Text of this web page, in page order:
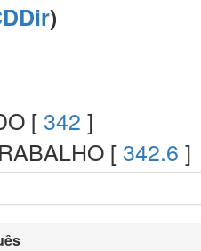
)
[ 342 ]
[ 342.6 ]